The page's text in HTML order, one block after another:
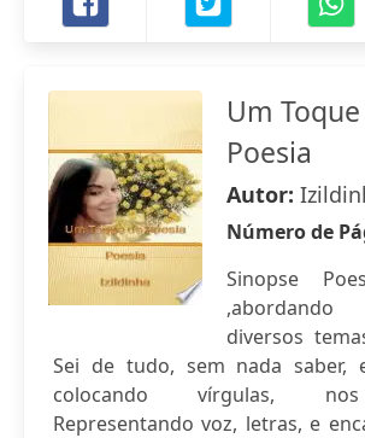
Um
Poesia
Autor:
Número de
Sinopse
diversos
Sei de tudo, sem nada saber,
colocando vírgulas,
Representando voz, letras, e